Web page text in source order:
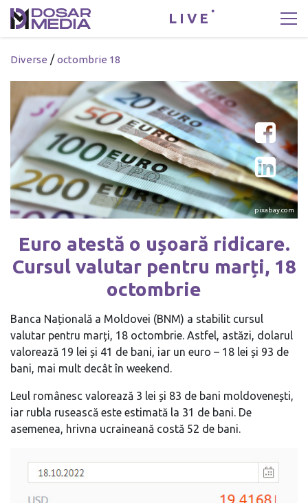
LIVE
Diverse /octombrie 18
pixabay.com
Euro atestă o ușoară ridicare.
Cursul valutar pentru marți, 18
octombrie
Banca Națională a Moldovei (BNM) a stabilit cursul
valutar pentru marți, 18 octombrie. Astfel, astăzi, dolarul
valorează 19 lei și 41 de bani, iar un euro – 18 lei și 93 de
bani, mai mult decât în weekend.
Leul românesc valorează 3 lei și 83 de bani moldovenești,
iar rubla rusească este estimată la 31 de bani. De
asemenea, hrivna ucraineană costă 52 de bani.